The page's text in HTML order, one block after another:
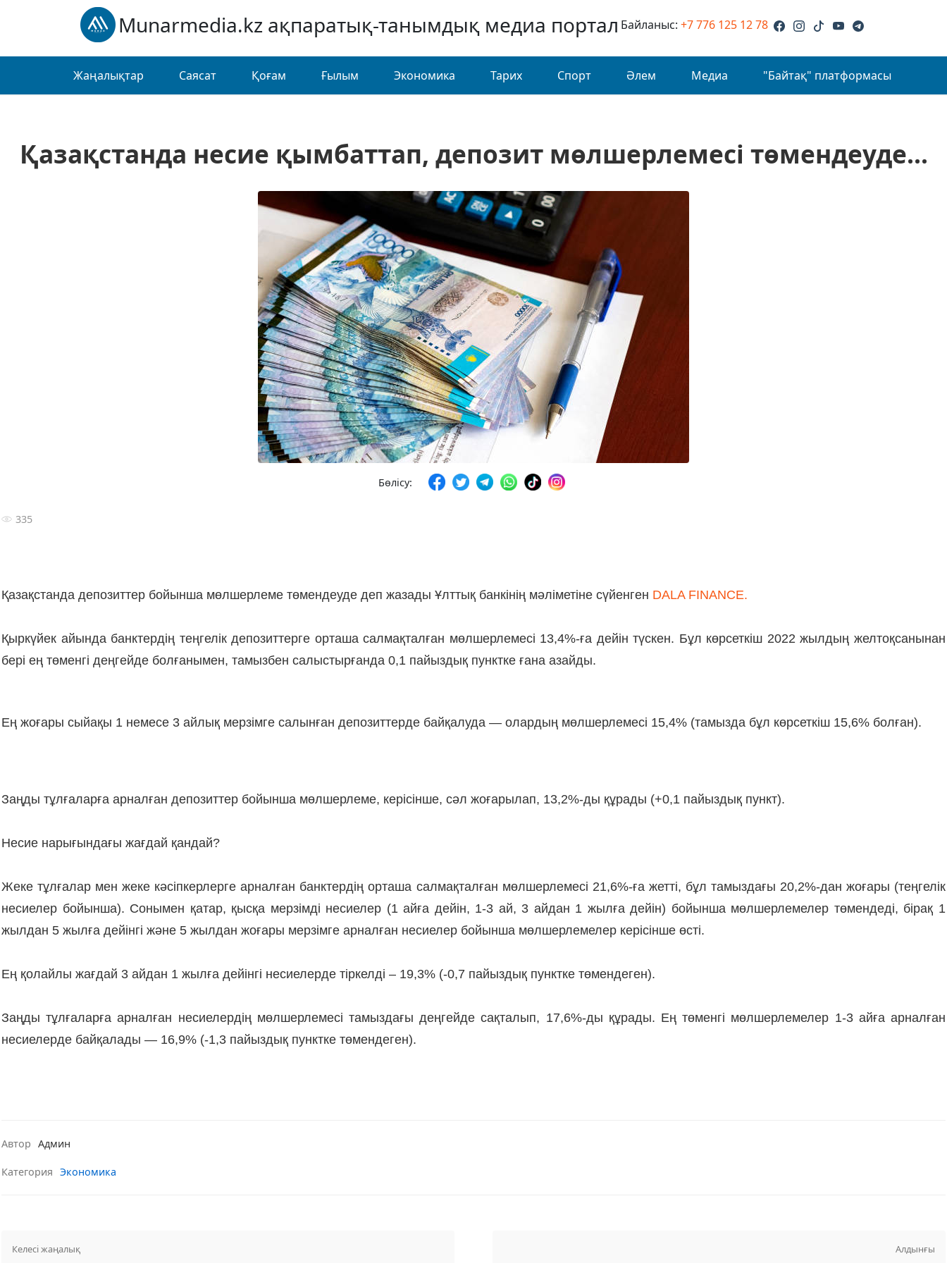
Munarmedia.kz ақпаратық-танымдық медиа портал Байланыс:+7 776 125 12 78
Жаңалықтар Саясат Қоғам Ғылым Экономика Тарих Спорт Әлем Медиа "Байтақ" платформасы
Қазақстанда несие қымбаттап, депозит мөлшерлемесі төмендеуде...
Бөлісу:
335
Қазақстанда депозиттер бойынша мөлшерлеме төмендеуде деп жазады Ұлттық банкінің мәліметіне сүйенген DALA FINANCE.
Қыркүйек айында банктердің теңгелік депозиттерге орташа салмақталған мөлшерлемесі 13,4%-ға дейін түскен. Бұл көрсеткіш 2022 жылдың желтоқсанынан
бері ең төменгі деңгейде болғанымен, тамызбен салыстырғанда 0,1 пайыздық пунктке ғана азайды.
Ең жоғары сыйақы 1 немесе 3 айлық мерзімге салынған депозиттерде байқалуда — олардың мөлшерлемесі 15,4% (тамызда бұл көрсеткіш 15,6% болған).
Заңды тұлғаларға арналған депозиттер бойынша мөлшерлеме, керісінше, сәл жоғарылап, 13,2%-ды құрады (+0,1 пайыздық пункт).
Несие нарығындағы жағдай қандай?
Жеке тұлғалар мен жеке кәсіпкерлерге арналған банктердің орташа салмақталған мөлшерлемесі 21,6%-ға жетті, бұл тамыздағы 20,2%-дан жоғары (теңгелік
несиелер бойынша). Сонымен қатар, қысқа мерзімді несиелер (1 айға дейін, 1-3 ай, 3 айдан 1 жылға дейін) бойынша мөлшерлемелер төмендеді, бірақ 1
жылдан 5 жылға дейінгі және 5 жылдан жоғары мерзімге арналған несиелер бойынша мөлшерлемелер керісінше өсті.
Ең қолайлы жағдай 3 айдан 1 жылға дейінгі несиелерде тіркелді – 19,3% (-0,7 пайыздық пунктке төмендеген).
Заңды тұлғаларға арналған несиелердің мөлшерлемесі тамыздағы деңгейде сақталып, 17,6%-ды құрады. Ең төменгі мөлшерлемелер 1-3 айға арналған
несиелерде байқалады — 16,9% (-1,3 пайыздық пунктке төмендеген).
Автор Админ
Категория Экономика
Келесі жаңалық Алдынғы